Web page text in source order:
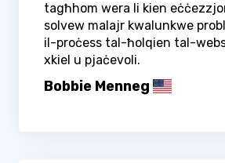
tagħhom wera li kien
solvew malajr kwalunkwe
il-proċess tal-ħolqien tal-
xkiel u pjaċevoli.
Bobbie Menneg